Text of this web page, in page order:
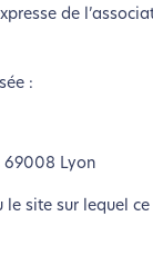
de
:
69008 Lyon
site sur lequel